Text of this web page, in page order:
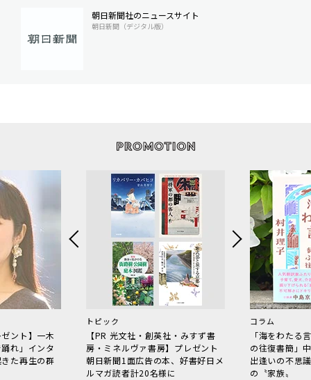
朝日新聞社のニュースサイト
朝日新聞（デジタル版）
ント】一木
れ」インタ
た再生の群
トピック
【PR 光文社・創英社・みすず書
房・ミネルヴァ書房】プレゼント
朝日新聞1面広告の本、好書好日メ
ルマガ読者計20名様に
コラム
「海をわた
の往復書簡」
出逢いの不思
の〝家族〟